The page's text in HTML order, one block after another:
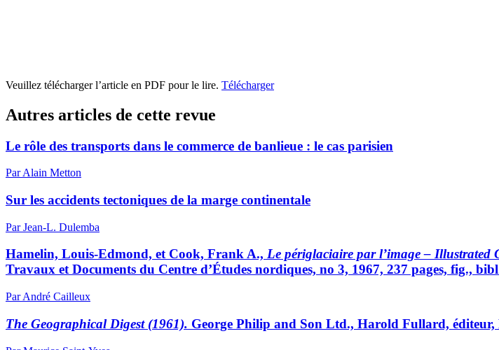
Veuillez télécharger l’article en PDF pour le lire. Télécharger
Autres articles de cette revue
Le rôle des transports dans le commerce de banlieue : le cas parisien
Par Alain Metton
Sur les accidents tectoniques de la marge continentale
Par Jean-L. Dulemba
Hamelin, Louis-Edmond, et Cook, Frank A., Le périglaciaire par l’image – Illustrated
Travaux et Documents du Centre d’Études nordiques, no 3, 1967, 237 pages, fig.,
Par André Cailleux
The Geographical Digest (1961). George Philip and Son Ltd., Harold Fullard, éditeur,